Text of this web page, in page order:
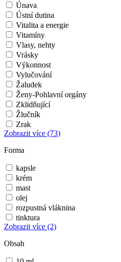
Únava
Ústní dutina
Vitalita a energie
Vitamíny
Vlasy, nehty
Vrásky
Výkonnost
Vylučování
Žaludek
Ženy-Pohlavní orgány
Zklidňující
Žlučník
Zrak
Zobrazit více (73)
Forma
kapsle
krém
mast
olej
rozpustná vláknina
tinktura
Zobrazit více (2)
Obsah